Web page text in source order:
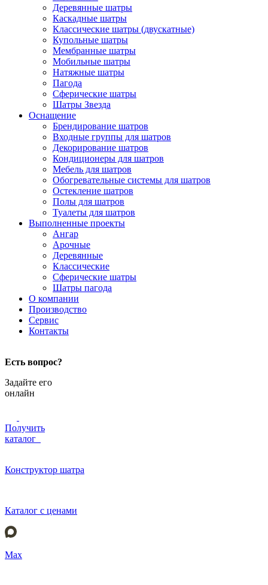
Деревянные шатры
Каскадные шатры
Классические шатры (двускатные)
Купольные шатры
Мембранные шатры
Мобильные шатры
Натяжные шатры
Пагода
Сферические шатры
Шатры Звезда
Оснащение
Брендирование шатров
Входные группы для шатров
Декорирование шатров
Кондиционеры для шатров
Мебель для шатров
Обогревательные системы для шатров
Остекление шатров
Полы для шатров
Туалеты для шатров
Выполненные проекты
Ангар
Арочные
Деревянные
Классические
Сферические шатры
Шатры пагода
О компании
Производство
Сервис
Контакты
Есть вопрос?
Задайте его
онлайн
Получить
каталог
Конструктор шатра
Каталог с ценами
Max